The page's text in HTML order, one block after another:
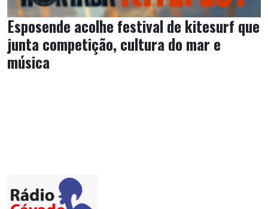
Esposende acolhe festival de kitesurf que
junta competição, cultura do mar e
música